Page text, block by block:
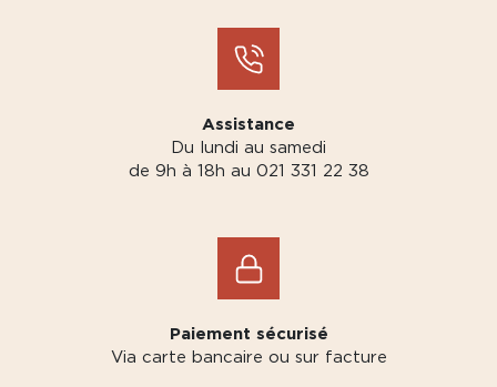
Assistance
Du lundi au samedi
de 9h à 18h au 021 331 22 38
Paiement sécurisé
Via carte bancaire ou sur facture